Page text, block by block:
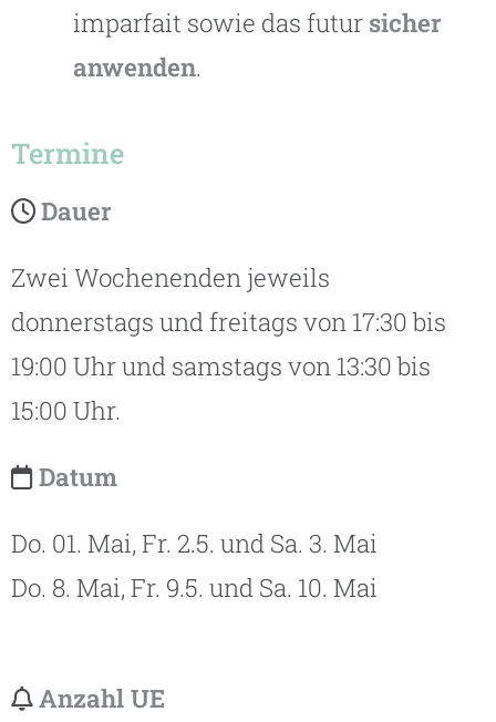
imparfait sowie das futur sicher
anwenden.
Termine
Dauer
Zwei Wochenenden jeweils
donnerstags und freitags von 17:30 bis
19:00 Uhr und samstags von 13:30 bis
15:00 Uhr.
Datum
Do. 01. Mai, Fr. 2.5. und Sa. 3. Mai
Do. 8. Mai, Fr. 9.5. und Sa. 10. Mai
Anzahl UE